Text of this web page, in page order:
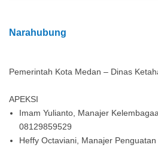
Narahubung
Pemerintah Kota Medan – Dinas
APEKSI
Imam Yulianto, Manajer
08129859529
Heffy Octaviani, Manajer